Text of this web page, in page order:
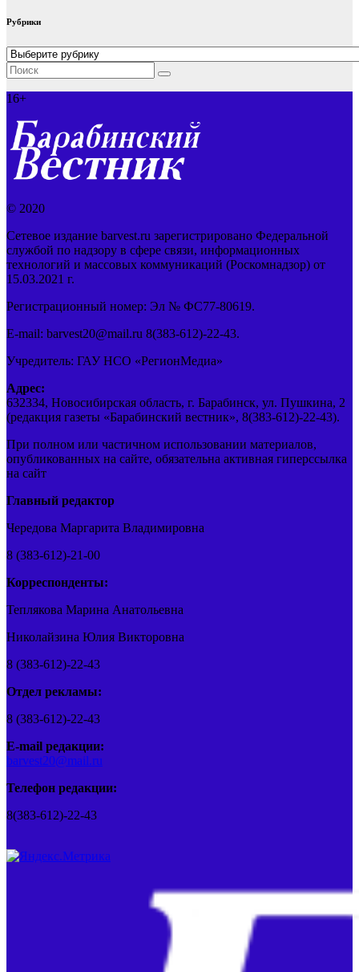
Рубрики
Рубрики
16+
© 2020
Сетевое издание barvest.ru зарегистрировано Федеральной
службой по надзору в сфере связи, информационных
технологий и массовых коммуникаций (Роскомнадзор) от
15.03.2021 г.
Регистрационный номер: Эл № ФС77-80619.
E-mail: barvest20@mail.ru 8(383-612)-22-43.
Учредитель: ГАУ НСО «РегионМедиа»
Адрес:
632334, Новосибирская область, г. Барабинск, ул. Пушкина, 2
(редакция газеты «Барабинский вестник», 8(383-612)-22-43).
При полном или частичном использовании материалов,
опубликованных на сайте, обязательна активная гиперссылка
на сайт
Главный редактор
Чередова Маргарита Владимировна
8 (383-612)-21-00
Корреспонденты:
Теплякова Марина Анатольевна
Николайзина Юлия Викторовна
8 (383-612)-22-43
Отдел рекламы:
8 (383-612)-22-43
E-mail редакции:
barvest20@mail.ru
Телефон редакции:
8(383-612)-22-43